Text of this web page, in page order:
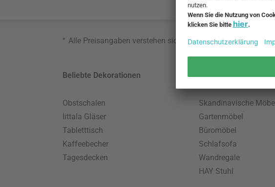
* Alle Preisangaben verstehen sich inklusive MwSt. und zzgl.
Beliebte Dekorationen
Obstschalen
Iittala Gläser
Tabletttisch
Kaffeebecher
Tagesdecken
Beliebte Möbel
Skandinavische
Gartenmöbel
Büromöbel
Schlafsofa
Wandregale
HAY Stuhl